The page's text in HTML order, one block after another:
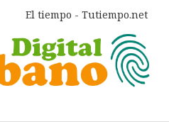
El tiempo - Tutiempo.net